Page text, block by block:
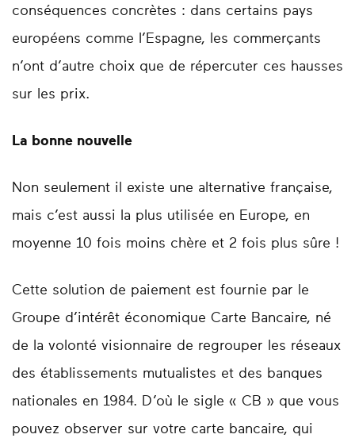
conséquences concrètes : dans certains pays
européens comme l’Espagne, les commerçants
n’ont d’autre choix que de répercuter ces hausses
sur les prix.
La bonne nouvelle
Non seulement il existe une alternative française,
mais c’est aussi la plus utilisée en Europe, en
moyenne 10 fois moins chère et 2 fois plus sûre !
Cette solution de paiement est fournie par le
Groupe d’intérêt économique Carte Bancaire, né
de la volonté visionnaire de regrouper les réseaux
des établissements mutualistes et des banques
nationales en 1984. D’où le sigle « CB » que vous
pouvez observer sur votre carte bancaire, qui